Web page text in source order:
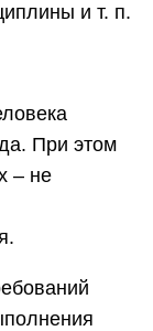
и т. п.
При этом
– не